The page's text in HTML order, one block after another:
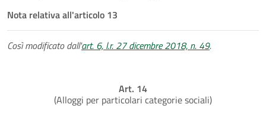
Nota relativa all'articolo 13
Così modificato dall'art. 6, l.r. 27 dicembre 2018, n. 49.
Art. 14
(Alloggi per particolari categorie sociali)